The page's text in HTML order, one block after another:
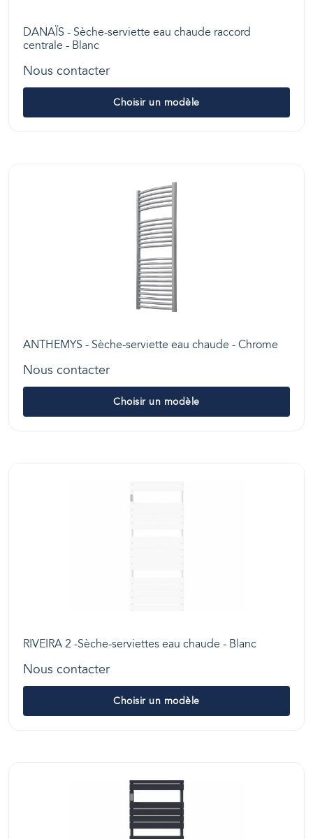
DANAÏS - Sèche-serviette eau chaude raccord
centrale - Blanc
Nous contacter
Choisir un modèle
ANTHEMYS - Sèche-serviette eau chaude - Chrome
Nous contacter
Choisir un modèle
RIVEIRA 2 -Sèche-serviettes eau chaude - Blanc
Nous contacter
Choisir un modèle